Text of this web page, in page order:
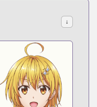
↓